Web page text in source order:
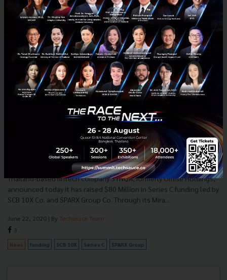
SYNQA, formerly Omise Holdings, raises $80 Million
in Series C funding led by SCB 10X and SPARX
Thailand-based fintech company SYNQA, formerly Omise Holdings,
announced today it has raised $80 Million in Series C funding led by
SCB 10X Co. and SPARX Group Co. Through its Mira...
June 22, 2020 | By Techsauce Team
3
News funding SCB 10X Series C SPARX Group